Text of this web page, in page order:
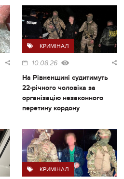
КРИМІНАЛ
10.08.26
На Рівненщині судитимуть
22-річного чоловіка за
організацію незаконного
перетину кордону
КРИМІНАЛ